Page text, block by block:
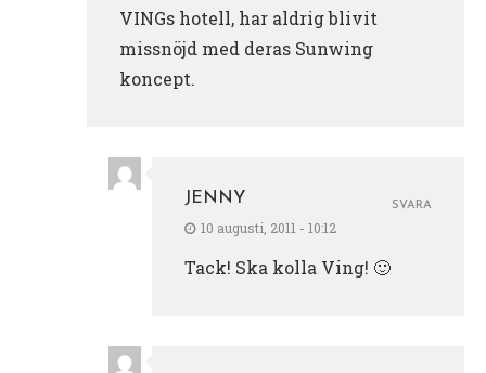
VINGs hotell, har aldrig blivit
missnöjd med deras Sunwing
koncept.
JENNY
10 augusti, 2011 - 10:12
Tack! Ska kolla Ving! 🙂
SVARA